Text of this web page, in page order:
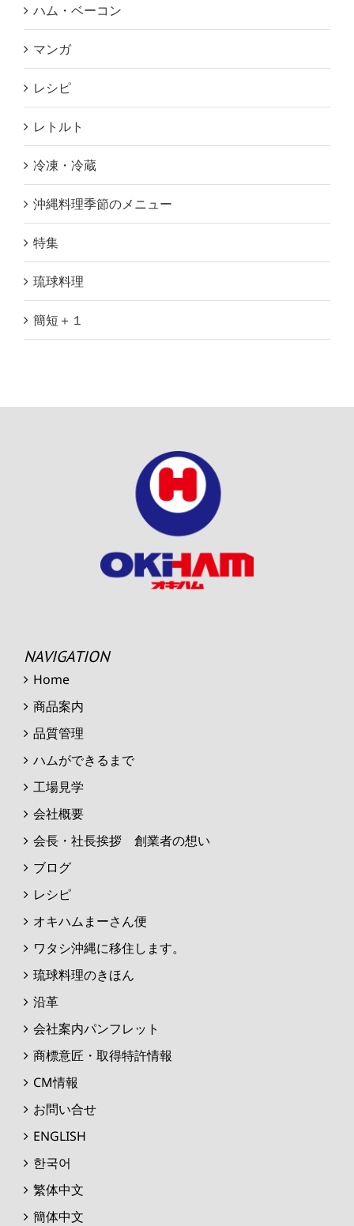
ハム・ベーコン
マンガ
レシピ
レトルト
冷凍・冷蔵
沖縄料理季節のメニュー
特集
琉球料理
簡短＋１
NAVIGATION
Home
商品案内
品質管理
ハムができるまで
工場見学
会社概要
会長・社長挨拶 創業者の想い
ブログ
レシピ
オキハムまーさん便
ワタシ沖縄に移住します。
琉球料理のきほん
沿革
会社案内パンフレット
商標意匠・取得特許情報
CM情報
お問い合せ
ENGLISH
한국어
繁体中文
簡体中文